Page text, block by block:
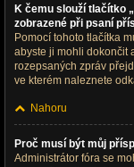
K čemu slouží tlačítko
zobrazené při psaní
Pomocí tohoto tlačítka
abyste ji mohli dokončit
rozepsaných zpráv
ve kterém naleznete
Nahoru
Proč musí být můj
Administrátor fóra se